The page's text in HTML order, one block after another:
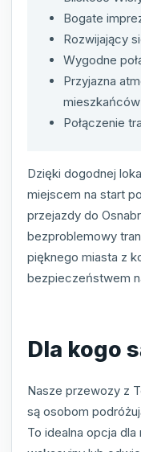
Bogate
Rozwijający
Wygodne
Przyjazna
mieszkańców
Połączenie
Dzięki dogodnej
miejscem na start
przejazdy do
bezproblemowy
pięknego miasta z
bezpieczeństwem
Dla kogo
Nasze przewozy z
są osobom
To idealna opcja